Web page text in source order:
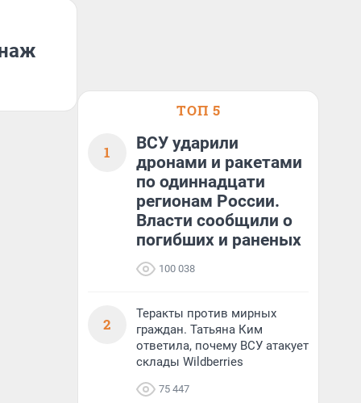
ТОП 5
1
ВСУ ударили
дронами и ракетами
по одиннадцати
регионам России.
Власти сообщили о
погибших и раненых
100 038
2
Теракты против мирных
граждан. Татьяна Ким
ответила, почему ВСУ атакует
склады Wildberries
75 447